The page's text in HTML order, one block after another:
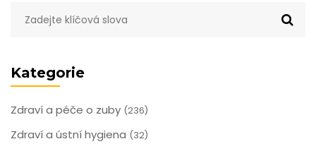
Kategorie
Zdraví a péče o zuby (236)
Zdraví a ústní hygiena (32)